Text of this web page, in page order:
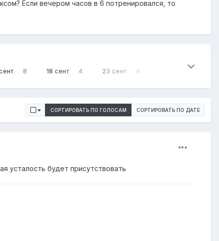
Если вечером часов в 6 потренировался, то
8 18 сент 4 23 сент 4
СОРТИРОВАТЬ ПО ГОЛОСАМ СОРТИРОВАТЬ ПО ДАТЕ
усталость будет присутствовать